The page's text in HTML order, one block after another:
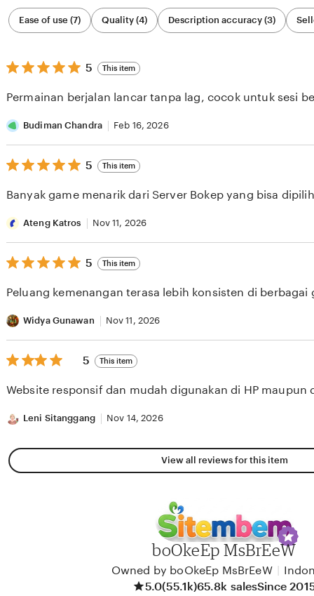
Filter
by
category
Ease of use (7) Quality (4) Description accuracy (3)
5
out
5
5 This item
Permainan berjalan lancar tanpa lag, cocok untuk sesi
Budiman Chandra Feb 16, 2026
5
out
5
5 This item
Banyak game menarik dari Server Bokep yang bisa
Ateng Katros Nov 11, 2026
5
out
5
5 This item
Peluang kemenangan terasa lebih konsisten di berbagai
Widya Gunawan Nov 11, 2026
5
out
5
5 This item
Website responsif dan mudah digunakan di HP maupun
Leni Sitanggang Nov 14, 2026
View all reviews for this item
boOkeEp MsBrEeW
Owned by boOkeEp MsBrEeW
5.0(55.1k)65.8k salesSince